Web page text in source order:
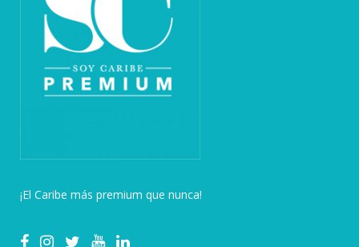
¡El Caribe más premium que nunca!